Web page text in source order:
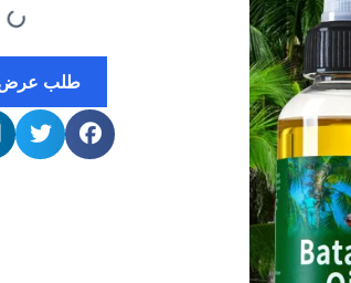
طلب عرض